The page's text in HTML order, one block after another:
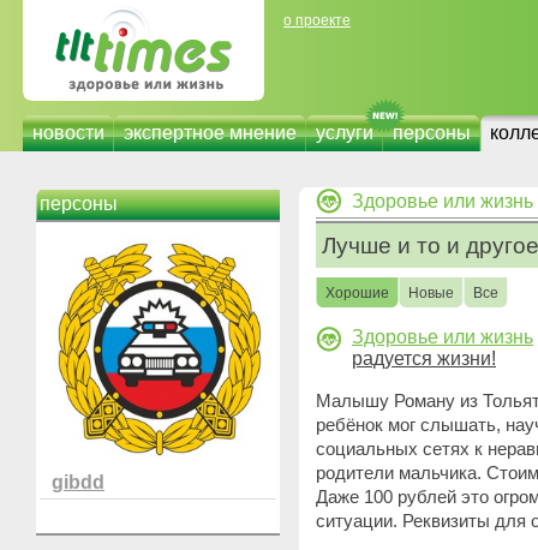
о проекте
новости экспертное мнение услуги персоны
персоны
gibdd
Здоровье или жизнь
Лучше и то и другое
Хорошие Новые Все
Здоровье или жизнь
радуется жизни!
Малышу Роману из
ребёнок мог слышать,
социальных сетях к
родители мальчика.
Даже 100 рублей это
ситуации. Реквизиты для